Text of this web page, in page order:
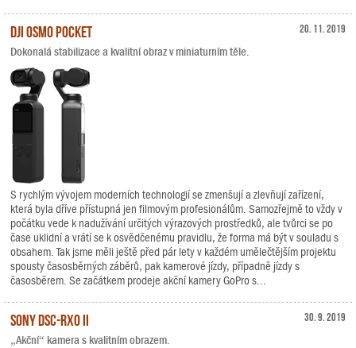
20. 11. 2019
DJI Osmo Pocket
Dokonalá stabilizace a kvalitní obraz v miniaturním těle.
S rychlým vývojem moderních technologií se zmenšují a zlevňují zařízení,
která byla dříve přístupná jen filmovým profesionálům. Samozřejmě to vždy v
počátku vede k nadužívání určitých výrazových prostředků, ale tvůrci se po
čase uklidní a vrátí se k osvědčenému pravidlu, že forma má být v souladu s
obsahem. Tak jsme měli ještě před pár lety v každém umělečtějším projektu
spousty časosběrných záběrů, pak kamerové jízdy, případně jízdy s
časosběrem. Se začátkem prodeje akční kamery GoPro s...
30. 9. 2019
Sony DSC-RX0 II
„Akční“ kamera s kvalitním obrazem.